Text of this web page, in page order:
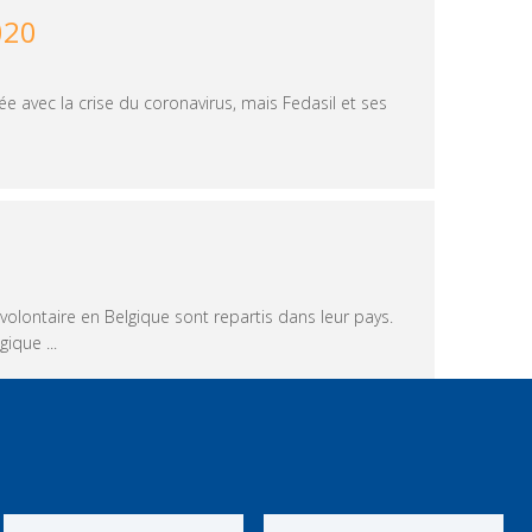
avec la crise du coronavirus, mais Fedasil et ses
en Belgique sont repartis dans leur pays.
...